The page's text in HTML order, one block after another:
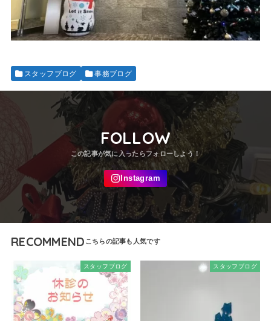
スタッフブログ 事務ブログ
FOLLOW
RECOMMEND
スタッフブログ スタッフブログ